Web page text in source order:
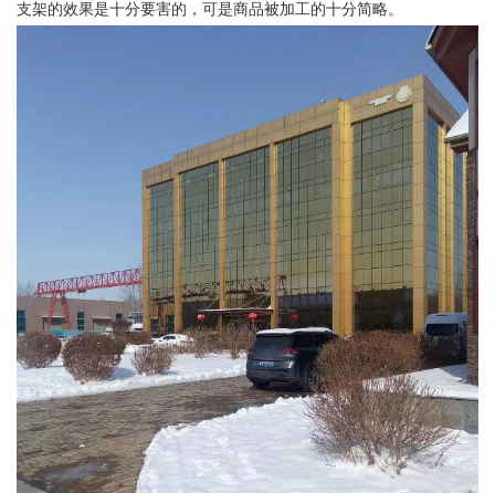
支架的效果是十分要害的，可是商品被加工的十分简略。